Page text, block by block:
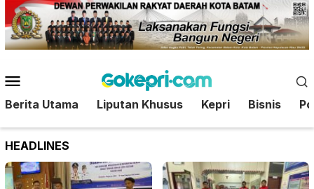
Loncat
ke
konten
Mobile
Berita Utama Liputan Khusus Kepri Bisnis
HEADLINES